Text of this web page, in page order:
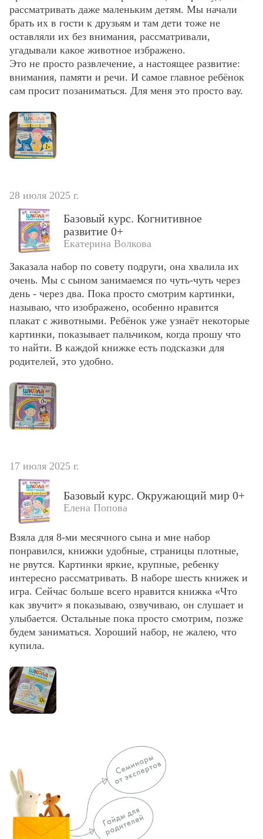
рассматривать даже маленьким детям. Мы начали
брать их в гости к друзьям и там дети тоже не
оставляли их без внимания, рассматривали,
угадывали какое животное избражено.
Это не просто развлечение, а настоящее развитие:
внимания, памяти и речи. И самое главное ребёнок
сам просит позаниматься. Для меня это просто вау.
Базовый курс. Когнитивное
развитие 0+
Екатерина Волкова
28 июля 2025 г.
Заказала набор по совету подруги, она хвалила их
очень. Мы с сыном занимаемся по чуть-чуть через
день - через два. Пока просто смотрим картинки,
называю, что изображено, особенно нравится
плакат с животными. Ребёнок уже узнаёт некоторые
картинки, показывает пальчиком, когда прошу что
то найти. В каждой книжке есть подсказки для
родителей, это удобно.
Базовый курс. Окружающий мир 0+
Елена Попова
17 июля 2025 г.
Взяла для 8-ми месячного сына и мне набор
понравился, книжки удобные, страницы плотные,
не рвутся. Картинки яркие, крупные, ребенку
интересно рассматривать. В наборе шесть книжек и
игра. Сейчас больше всего нравится книжка «Что
как звучит» я показываю, озвучиваю, он слушает и
улыбается. Остальные пока просто смотрим, позже
будем заниматься. Хороший набор, не жалею, что
купила.